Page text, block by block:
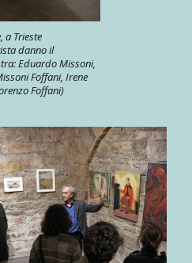
a Trieste
danno il
Eduardo Missoni,
Foffani, Irene
Foffani)